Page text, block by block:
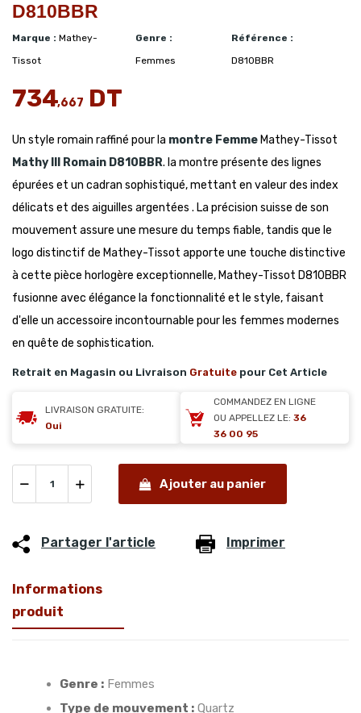
D810BBR
Marque : Mathey-
Tissot
Genre :
Femmes
Référence :
D810BBR
734,667 DT
Un style romain raffiné pour la montre Femme Mathey-Tissot
Mathy III Romain D810BBR. la montre présente des lignes
épurées et un cadran sophistiqué, mettant en valeur des index
délicats et des aiguilles argentées . La précision suisse de son
mouvement assure une mesure du temps fiable, tandis que le
logo distinctif de Mathey-Tissot apporte une touche distinctive
à cette pièce horlogère exceptionnelle, Mathey-Tissot D810BBR
fusionne avec élégance la fonctionnalité et le style, faisant
d'elle un accessoire incontournable pour les femmes modernes
en quête de sophistication.
Retrait en Magasin ou Livraison Gratuite pour Cet Article
LIVRAISON GRATUITE:
Oui
COMMANDEZ EN LIGNE
OU APPELLEZ LE: 36
36 00 95
Ajouter au panier
Partager l'article Imprimer
Informations
produit
Genre : Femmes
Type de mouvement : Quartz